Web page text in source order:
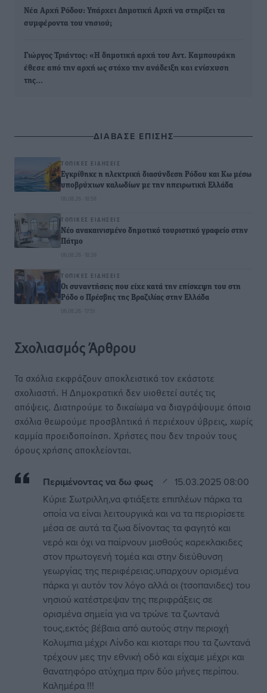
Νέα Αρχή Ρόδου: Υπάρχει Δημοτική Αρχή να στηρίξει τα
συμφέροντα του νησιού;
Γιώργος Τριάντος: «Η δημοτική αρχή του Αντ. Καμπουράκη
έθεσε από την αρχή ως στόχο την ανάδειξη και ενίσχυση
της…
ΔΙΑΒΑΣΕ ΕΠΙΣΗΣ
ΤΟΠΙΚΈΣ ΕΙΔΉΣΕΙΣ
Εγκρίθηκε η ηλεκτρική διασύνδεση Ρόδου και Κω μέσω
υποβρύχιων καλωδίων με την ηπειρωτική Ελλάδα
06.08.26 · 18:58
ΤΟΠΙΚΈΣ ΕΙΔΉΣΕΙΣ
Νέο ανακαινισμένο δημοτικό τουριστικό γραφείο στην
Πάτμο
06.08.26 · 18:39
ΤΟΠΙΚΈΣ ΕΙΔΉΣΕΙΣ
Οι συναντήσεις που είχε κατά την επίσκεψη του στη
Ρόδο ο Πρέσβης της Βραζιλίας στην Ελλάδα
06.08.26 · 17:51
Σχολιασμός Άρθρου
Τα σχόλια εκφράζουν αποκλειστικά τον εκάστοτε
σχολιαστή. Η Δημοκρατική δεν υιοθετεί αυτές τις
απόψεις. Διατηρούμε το δικαίωμα να διαγράψουμε όποια
σχόλια θεωρούμε προσβλητικά ή περιέχουν ύβρεις, χωρίς
καμμία προειδοποίηση. Χρήστες που δεν τηρούν τους
όρους χρήσης αποκλείονται.
Περιμένοντας να δω φως
15.03.2025 08:00
Κύριε Σωτριλλη,να φτιάξετε επιπλέων πάρκα τα
οποία να είναι λειτουργικά και να τα περιορίσετε
μέσα σε αυτά τα ζωα δίνοντας τα φαγητό και
νερό και όχι να παίρνουν μισθούς καρεκλακιδες
στον πρωτογενή τομέα και στην διεύθυνση
γεωργίας της περιφέρειας.υπαρχουν ορισμένα
πάρκα γι αυτόν τον λόγο αλλά οι (τσοπανιδες) του
νησιού κατέστρεψαν της περιφράξεις σε
ορισμένα σημεία για να τρώνε τα ζωντανά
τους,εκτός βέβαια από αυτούς στην περιοχή
Κολυμπια μέχρι Λίνδο και κιοταρι που τα ζωντανά
τρέχουν μες την εθνική οδό και είχαμε μέχρι και
θανατηφόρο ατύχημα πριν δύο μήνες περίπου.
Καλημέρα !!!